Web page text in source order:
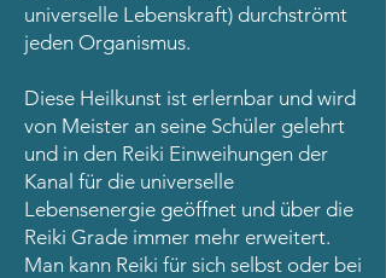
universelle Lebenskraft) durchströmt
jeden Organismus.
Diese Heilkunst ist erlernbar und wird
von Meister an seine Schüler gelehrt
und in den Reiki Einweihungen der
Kanal für die universelle
Lebensenergie geöffnet und über die
Reiki Grade immer mehr erweitert.
Man kann Reiki für sich selbst oder bei